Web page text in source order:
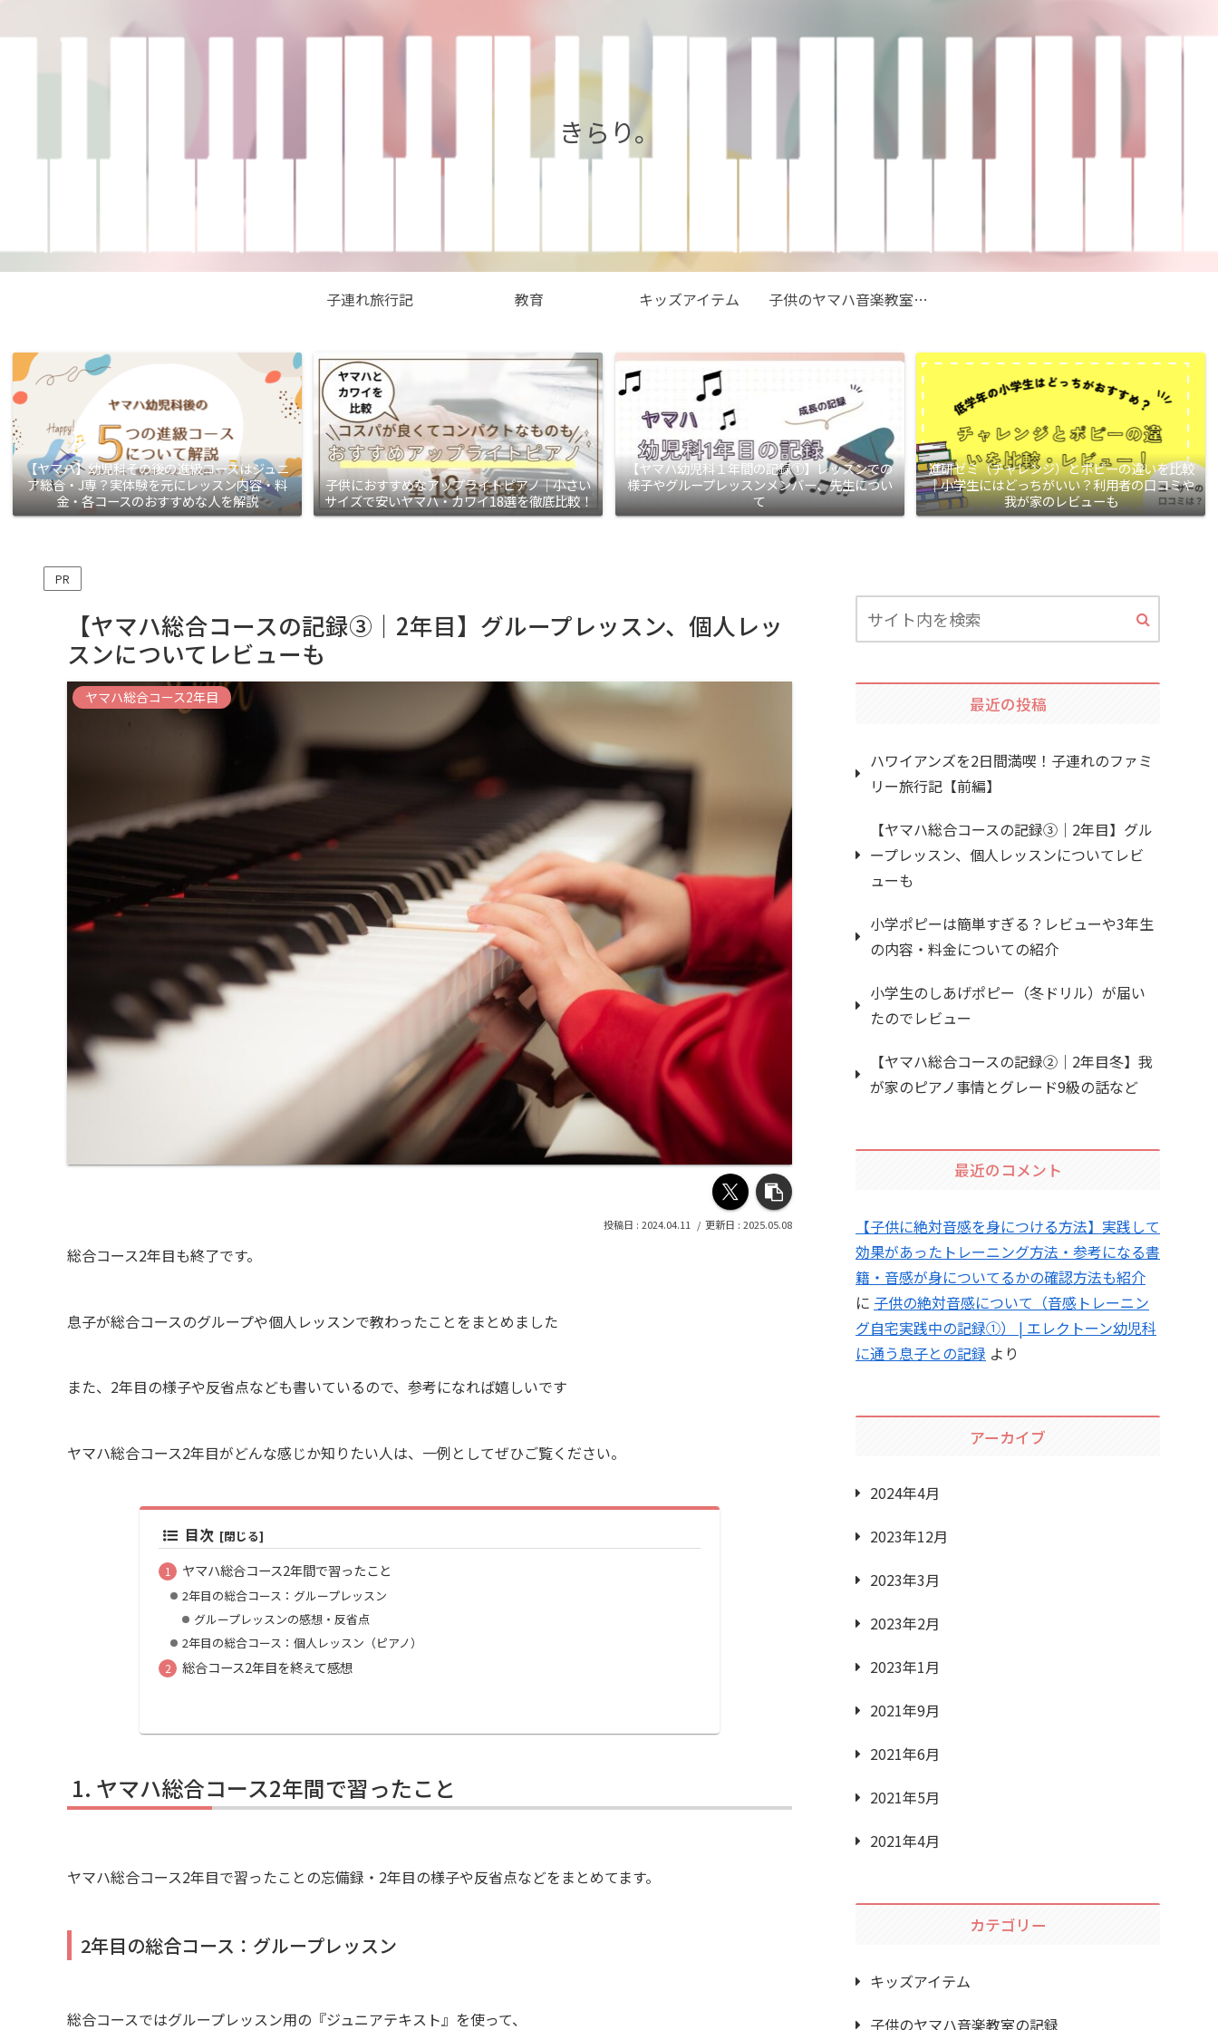
きらり。
子連れ旅行記 教育 キッズアイテム 子供のヤマハ音楽教室の記録
【ヤマハ】幼児科その後の進級コースはジュニ
ア総合・J専？実体験を元にレッスン内容・料
金・各コースのおすすめな人を解説
子供におすすめなアップライトピアノ｜小さい
サイズで安いヤマハ・カワイ18選を徹底比較！
【ヤマハ幼児科１年間の記録①】レッスンでの
様子やグループレッスンメンバー、先生につい
て
進研ゼミ（チャレンジ）とポピーの違いを比較
｜小学生にはどっちがいい？利用者の口コミや
我が家のレビューも
PR
【ヤマハ総合コースの記録③｜2年目】グループレッスン、個人レッ
スンについてレビューも
ヤマハ総合コース2年目
2024.04.11 2025.05.08
総合コース2年目も終了です。
息子が総合コースのグループや個人レッスンで教わったことをまとめました
また、2年目の様子や反省点なども書いているので、参考になれば嬉しいです
ヤマハ総合コース2年目がどんな感じか知りたい人は、一例としてぜひご覧ください。
目次
ヤマハ総合コース2年間で習ったこと
2年目の総合コース：グループレッスン
グループレッスンの感想・反省点
2年目の総合コース：個人レッスン（ピアノ）
総合コース2年目を終えて感想
ヤマハ総合コース2年間で習ったこと
ヤマハ総合コース2年目で習ったことの忘備録・2年目の様子や反省点などをまとめてます。
2年目の総合コース：グループレッスン
総合コースではグループレッスン用の『ジュニアテキスト』を使って、
最近の投稿
ハワイアンズを2日間満喫！子連れのファミ
リー旅行記【前編】
【ヤマハ総合コースの記録③｜2年目】グル
ープレッスン、個人レッスンについてレビ
ューも
小学ポピーは簡単すぎる？レビューや3年生
の内容・料金についての紹介
小学生のしあげポピー（冬ドリル）が届い
たのでレビュー
【ヤマハ総合コースの記録②｜2年目冬】我
が家のピアノ事情とグレード9級の話など
最近のコメント
【子供に絶対音感を身につける方法】実践して
効果があったトレーニング方法・参考になる書
籍・音感が身についてるかの確認方法も紹介
に 子供の絶対音感について（音感トレーニン
グ自宅実践中の記録①） | エレクトーン幼児科
に通う息子との記録 より
アーカイブ
2024年4月
2023年12月
2023年3月
2023年2月
2023年1月
2021年9月
2021年6月
2021年5月
2021年4月
カテゴリー
キッズアイテム
子供のヤマハ音楽教室の記録